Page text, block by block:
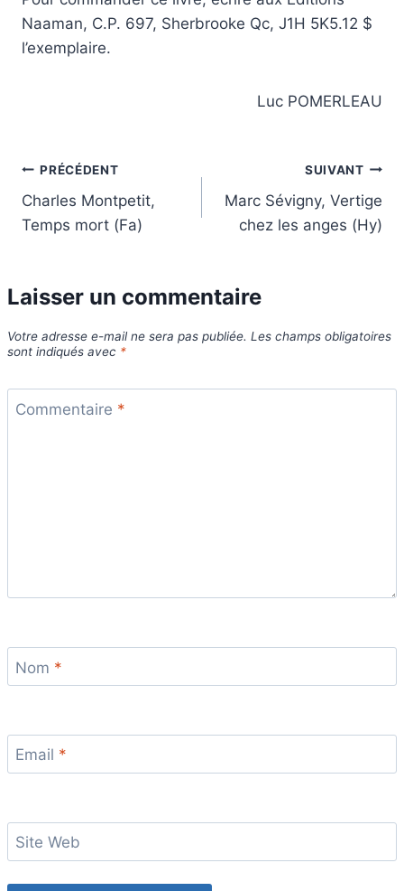
Naaman, C.P. 697, Sherbrooke Qc, J1H 5K5.12 $
l’exemplaire.
Luc POMERLEAU
Navigation
de
PRÉCÉDENT
Charles Montpetit,
Temps mort (Fa)
SUIVANT
Marc Sévigny, Vertige
chez les anges (Hy)
Laisser un commentaire
Votre adresse e-mail ne sera pas publiée. Les champs obligatoires
sont indiqués avec *
Commentaire *
Nom *
Email *
Site Web